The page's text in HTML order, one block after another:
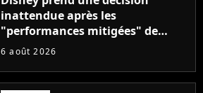
inattendue après les
"performances mitigées" de
Vaiana et The Mandalorian &
6 août 2026